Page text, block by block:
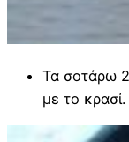
Τα σοτάρω
με το κρασί.